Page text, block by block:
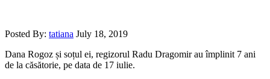
Posted By: tatiana July 18, 2019
Dana Rogoz și soțul ei, regizorul Radu Dragomir au împlinit 7 ani
de la căsătorie, pe data de 17 iulie.